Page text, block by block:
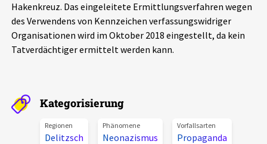
Leipziger Zustände
Schlaglichter
Aktuelles
Hakenkreuz. Das eingeleitete Ermittlungsverfahren wegen
des Verwendens von Kennzeichen verfassungswidriger
Organisationen wird im Oktober 2018 eingestellt, da kein
Tatverdächtiger ermittelt werden kann.
Kategorisierung
Regionen
Delitzsch
Phänomene
Neonazismus
Vorfallsarten
Propaganda